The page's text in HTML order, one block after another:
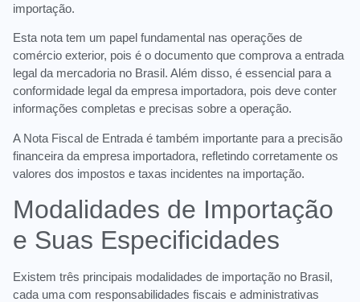
importação.
Esta nota tem um papel fundamental nas operações de
comércio exterior, pois é o documento que comprova a entrada
legal da mercadoria no Brasil. Além disso, é essencial para a
conformidade legal da empresa importadora, pois deve conter
informações completas e precisas sobre a operação.
A Nota Fiscal de Entrada é também importante para a precisão
financeira da empresa importadora, refletindo corretamente os
valores dos impostos e taxas incidentes na importação.
Modalidades de Importação
e Suas Especificidades
Existem três principais modalidades de importação no Brasil,
cada uma com responsabilidades fiscais e administrativas